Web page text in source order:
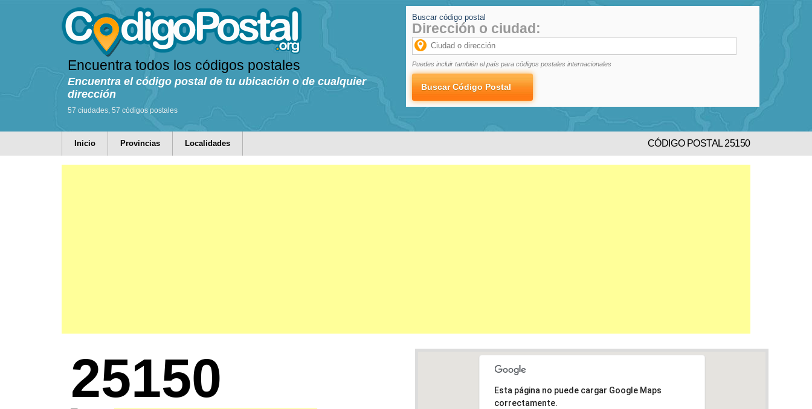
Encuentra todos los códigos postales
Encuentra el código postal de tu ubicación o de cualquier
dirección
57 ciudades, 57 códigos postales
Buscar código postal
Dirección o ciudad:
Puedes incluir también el país para códigos postales internacionales
Inicio Provincias Localidades CÓDIGO POSTAL 25150
25150
Esta página no puede cargar Google Maps
correctamente.